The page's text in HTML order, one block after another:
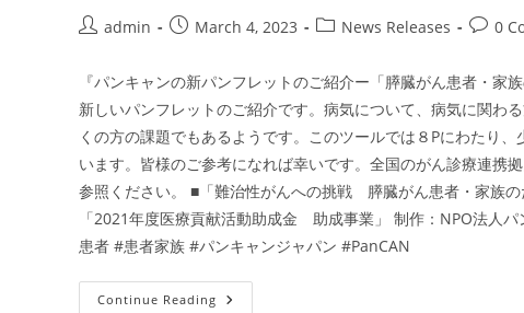
用
い
ジ
オ
セ
ラ
ノ
ス
テ
ィ
ク
ス
薬
剤
発
の
Postadmin
PostMarch 4, 2023
PostNews Releases
Post0
『パンキャンの新パンフレットのご紹介ー「膵臓がん患者・
新しいパンフレットのご紹介です。病気について、病気に関わ
くの方の課題でもあるようです。このツールでは８Pにわたり
います。皆様のご参考になれば幸いです。全国のがん診療連携
参照ください。 ■「難治性がんへの挑戦 膵臓がん患者・家族
「2021年度医療貢献活動助成金 助成事業」 制作：NPO法
患者 #患者家族 #パンキャンジャパン #PanCAN
Continue Reading 『パ